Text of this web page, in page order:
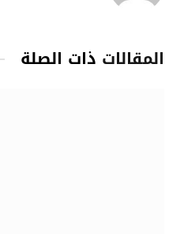
المقالات ذات الصلة